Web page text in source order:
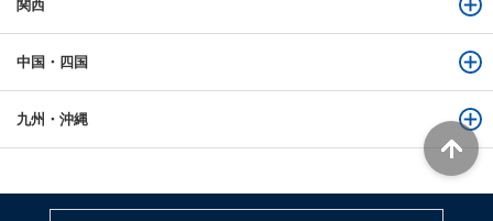
関西
中国・四国
九州・沖縄